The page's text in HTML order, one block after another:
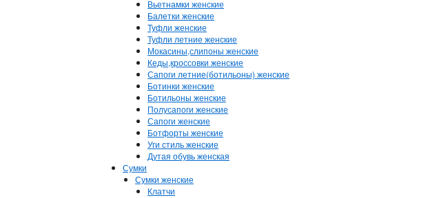
Вьетнамки женские
Балетки женские
Туфли женские
Туфли летние женские
Мокасины,слипоны женские
Кеды,кроссовки женские
Сапоги летние(ботильоны) женские
Ботинки женские
Ботильоны женские
Полусапоги женские
Сапоги женские
Ботфорты женские
Уги стиль женские
Дутая обувь женская
Сумки
Сумки женские
Клатчи